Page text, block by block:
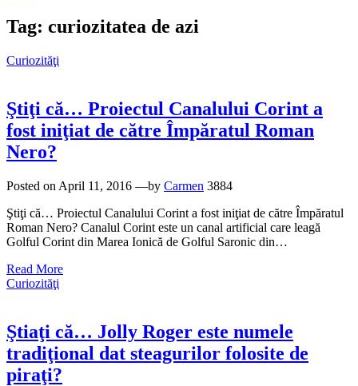
Tag: curiozitatea de azi
Curiozităţi
Ştiţi că… Proiectul Canalului Corint a
fost iniţiat de către Împăratul Roman
Nero?
Posted on April 11, 2016 —by Carmen 3884
Ştiţi că… Proiectul Canalului Corint a fost iniţiat de către Împăratul
Roman Nero? Canalul Corint este un canal artificial care leagă
Golful Corint din Marea Ionică de Golful Saronic din…
Read More
Curiozităţi
Ştiaţi că… Jolly Roger este numele
tradiţional dat steagurilor folosite de
piraţi?